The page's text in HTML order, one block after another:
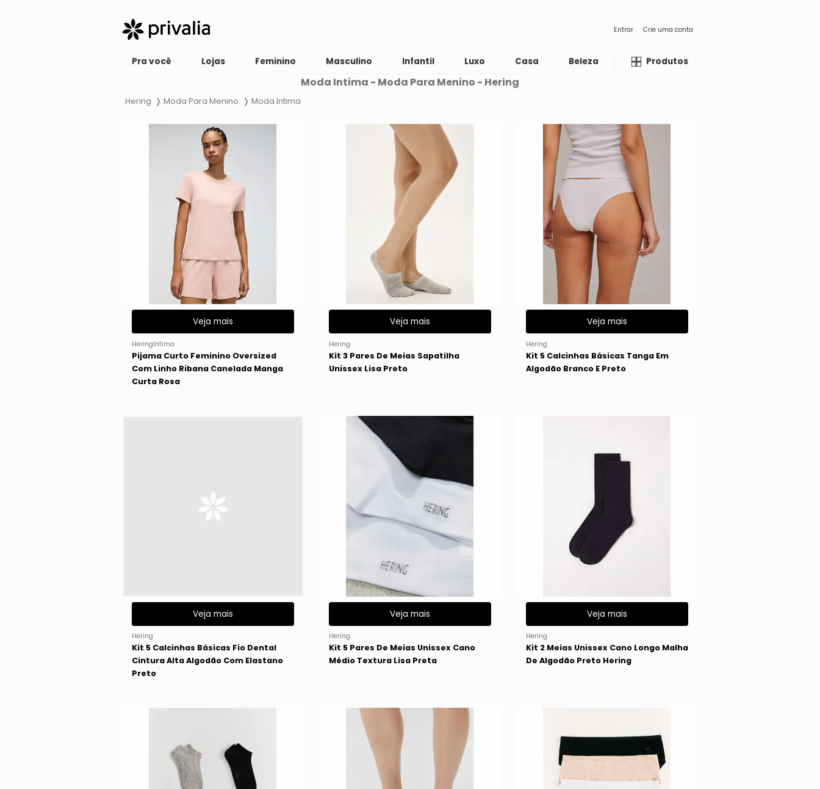
Entrar Crie uma conta
Pra você Lojas Feminino Masculino Infantil Luxo Casa Beleza LiquidaProdutos
Moda Intima - Moda Para Menino - Hering
Hering Moda Para Menino Moda Intima
Veja mais
HeringIntima
Pijama Curto Feminino Oversized
Com Linho Ribana Canelada Manga
Curta Rosa
Veja mais
Hering
Kit 3 Pares De Meias Sapatilha
Unissex Lisa Preto
Veja mais
Hering
Kit 5 Calcinhas Básicas Tanga Em
Algodão Branco E Preto
Veja mais
Hering
Kit 5 Calcinhas Básicas Fio Dental
Cintura Alta Algodão Com Elastano
Preto
Veja mais
Hering
Kit 5 Pares De Meias Unissex Cano
Médio Textura Lisa Preta
Veja mais
Hering
Kit 2 Meias Unissex Cano Longo Malha
De Algodão Preto Hering